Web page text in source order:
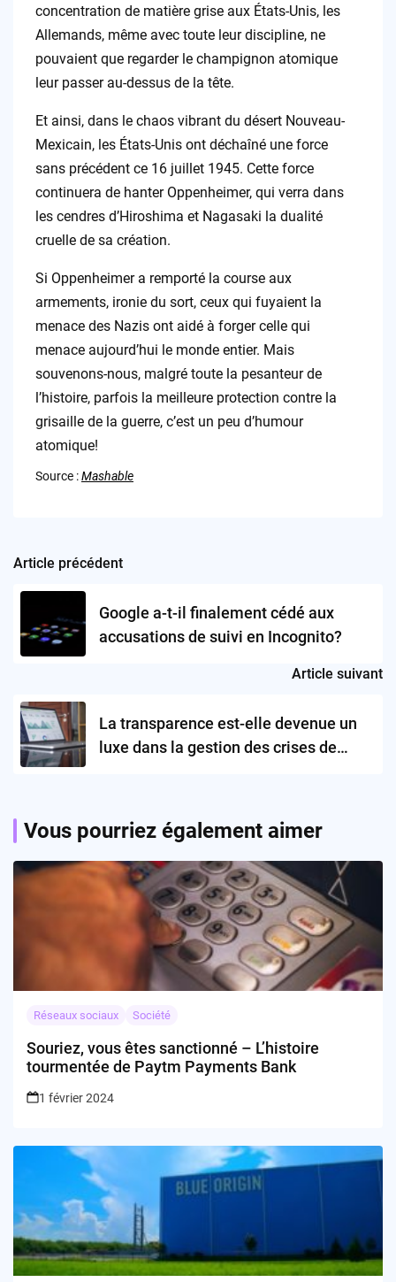
concentration de matière grise aux États-Unis, les
Allemands, même avec toute leur discipline, ne
pouvaient que regarder le champignon atomique
leur passer au-dessus de la tête.
Et ainsi, dans le chaos vibrant du désert Nouveau-
Mexicain, les États-Unis ont déchaîné une force
sans précédent ce 16 juillet 1945. Cette force
continuera de hanter Oppenheimer, qui verra dans
les cendres d’Hiroshima et Nagasaki la dualité
cruelle de sa création.
Si Oppenheimer a remporté la course aux
armements, ironie du sort, ceux qui fuyaient la
menace des Nazis ont aidé à forger celle qui
menace aujourd’hui le monde entier. Mais
souvenons-nous, malgré toute la pesanteur de
l’histoire, parfois la meilleure protection contre la
grisaille de la guerre, c’est un peu d’humour
atomique!
Source :Mashable
Post
navigation
Article précédent
Google a-t-il finalement cédé aux
accusations de suivi en Incognito?
Article suivant
La transparence est-elle devenue un
luxe dans la gestion des crises de
Vous pourriez également aimer
Réseaux sociaux Société
Souriez, vous êtes sanctionné – L’histoire
tourmentée de Paytm Payments Bank
1 février 2024